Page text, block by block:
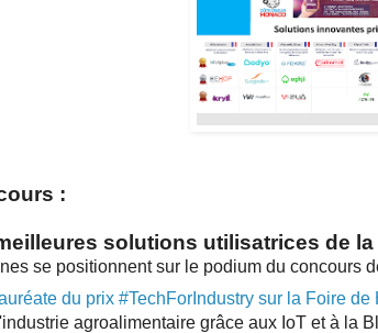
:
solutions utilisatrices de
se positionnent sur le podium du concours
du prix #TechForIndustry sur la Foire de
agroalimentaire grâce aux IoT et à la